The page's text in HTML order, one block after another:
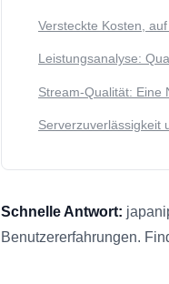
Versteckte Kosten,
Leistungsanalyse:
Stream-Qualität: Eine
Serverzuverlässigkeit
Schnelle Antwort:
Benutzererfahrungen.